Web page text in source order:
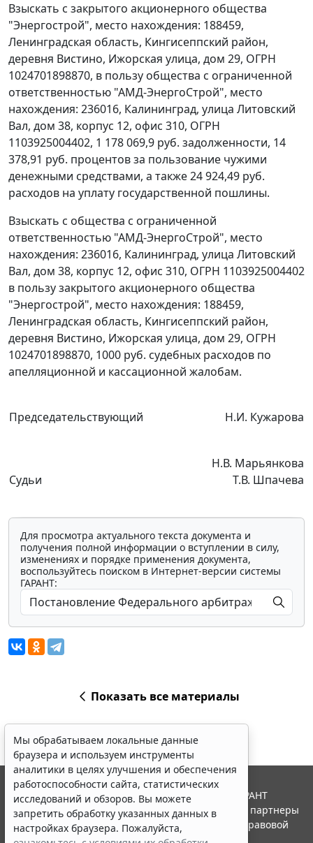
Взыскать с закрытого акционерного общества
"Энергострой", место нахождения: 188459,
Ленинградская область, Кингисеппский район,
деревня Вистино, Ижорская улица, дом 29, ОГРН
1024701898870, в пользу общества с ограниченной
ответственностью "АМД-ЭнергоСтрой", место
нахождения: 236016, Калининград, улица Литовский
Вал, дом 38, корпус 12, офис 310, ОГРН
1103925004402, 1 178 069,9 руб. задолженности, 14
378,91 руб. процентов за пользование чужими
денежными средствами, а также 24 924,49 руб.
расходов на уплату государственной пошлины.
Взыскать с общества с ограниченной
ответственностью "АМД-ЭнергоСтрой", место
нахождения: 236016, Калининград, улица Литовский
Вал, дом 38, корпус 12, офис 310, ОГРН 1103925004402
в пользу закрытого акционерного общества
"Энергострой", место нахождения: 188459,
Ленинградская область, Кингисеппский район,
деревня Вистино, Ижорская улица, дом 29, ОГРН
1024701898870, 1000 руб. судебных расходов по
апелляционной и кассационной жалобам.
Председательствующий Н.И. Кужарова
Судьи
Н.В. Марьянкова
Т.В. Шпачева
Для просмотра актуального текста документа и
получения полной информации о вступлении в силу,
изменениях и порядке применения документа,
воспользуйтесь поиском в Интернет-версии системы
ГАРАНТ:
Показать все материалы
Мы обрабатываем локальные данные
браузера и используем инструменты
аналитики в целях улучшения и обеспечения
работоспособности сайта, статистических
исследований и обзоров. Вы можете
запретить обработку указанных данных в
настройках браузера. Пожалуйста,
© ООО "НПП "ГАРАНТ-СЕРВИС", 2026. Система ГАРАНТ
выпускается с 1990 года. Компания "Гарант" и ее партнеры
являются участниками Российской ассоциации правовой
информации ГАРАНТ.